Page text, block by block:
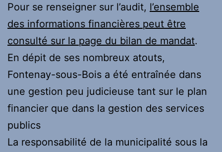
Pour se renseigner sur l’audit, l’ensemble
des informations financières peut être
consulté sur la page du bilan de mandat.
En dépit de ses nombreux atouts,
Fontenay-sous-Bois a été entraînée dans
une gestion peu judicieuse tant sur le plan
financier que dans la gestion des services
publics
La responsabilité de la municipalité sous la